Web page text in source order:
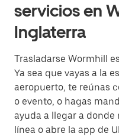
servicios en
Inglaterra
Trasladarse Wormhill
Ya sea que vayas a la
aeropuerto, te reúnas
o evento, o hagas
ayuda a llegar a donde
línea o abre la app de